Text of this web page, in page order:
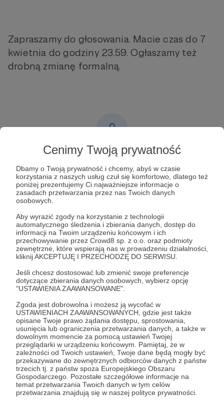
Cenimy Twoją prywatność
Dbamy o Twoją prywatność i chcemy, abyś w czasie
korzystania z naszych usług czuł się komfortowo, dlatego też
poniżej prezentujemy Ci najważniejsze informacje o
zasadach przetwarzania przez nas Twoich danych
osobowych.
Aby wyrazić zgody na korzystanie z technologii
automatycznego śledzenia i zbierania danych, dostęp do
informacji na Twoim urządzeniu końcowym i ich
przechowywanie przez Crowd8 sp. z o.o. oraz podmioty
zewnętrzne, które wspierają nas w prowadzeniu działalności,
kliknij AKCEPTUJĘ I PRZECHODZĘ DO SERWISU.
Jeśli chcesz dostosować lub zmienić swoje preferencje
dotyczące zbierania danych osobowych, wybierz opcję
"USTAWIENIA ZAAWANSOWANE".
Zgoda jest dobrowolna i możesz ją wycofać w
USTAWIENIACH ZAAWANSOWANYCH, gdzie jest także
opisane Twoje prawo żądania dostępu, sprostowania,
usunięcia lub ograniczenia przetwarzania danych, a także w
dowolnym momencie za pomocą ustawień Twojej
przeglądarki w urządzeniu końcowym. Pamiętaj, że w
zależności od Twoich ustawień, Twoje dane będą mogły być
przekazywane do zewnętrznych odbiorców danych z państw
trzecich tj. z państw spoza Europejskiego Obszaru
Gospodarczego. Pozostałe szczegółowe informacje na
temat przetwarzania Twoich danych w tym celów
przetwarzania znajdują się w naszej polityce prywatności.
Zapraszamy do głosowania. Macie czas do 7
kwietnia do godziny 23.59. Ogłaszamy też
drobną zmianę formalną.
Post dostępny tylko dla Patronów
Aby zobaczyć ten materiał musisz być zalogowany
Zaloguj się
Udostępnij
Konflikty.pl
Zobacz profil autora